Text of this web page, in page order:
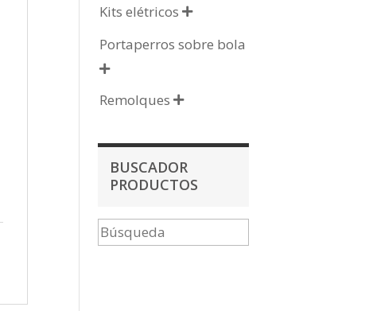
Kits elétricos 
Portaperros sobre bola

Remolques 
BUSCADOR
PRODUCTOS